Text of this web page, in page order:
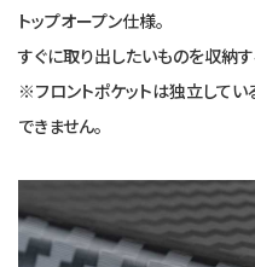
トップオープン仕様。
すぐに取り出したいものを収納す
※フロントポケットは独立して
できません。